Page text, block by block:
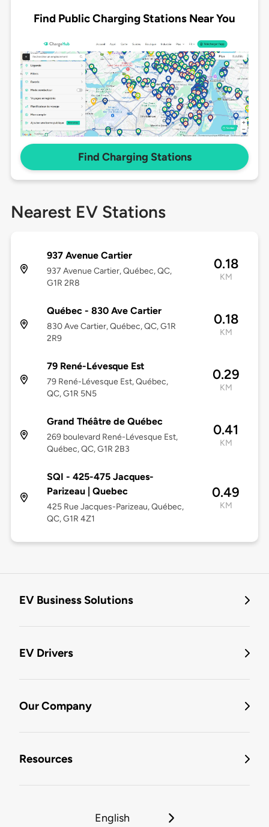
Find Public Charging Stations Near You
Find Charging Stations
Nearest EV Stations
937 Avenue Cartier
937 Avenue Cartier, Québec, QC,
G1R 2R8
0.18
KM
Québec - 830 Ave Cartier
830 Ave Cartier, Québec, QC, G1R
2R9
0.18
KM
79 René-Lévesque Est
79 René-Lévesque Est, Québec,
QC, G1R 5N5
0.29
KM
Grand Théâtre de Québec
269 boulevard René-Lévesque Est,
Québec, QC, G1R 2B3
0.41
KM
SQI - 425-475 Jacques-
Parizeau | Quebec
425 Rue Jacques-Parizeau, Québec,
QC, G1R 4Z1
0.49
KM
EV Business Solutions
EV Drivers
Our Company
Resources
English